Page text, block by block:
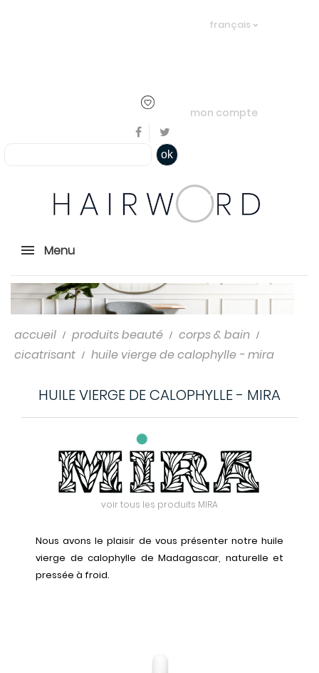
français
mon compte
ok
Menu
accueil produits beauté
corps & bain
cicatrisant
huile vierge de calophylle - mira
HUILE VIERGE DE CALOPHYLLE - MIRA
voir tous les produits MIRA
Nous avons le plaisir de vous présenter notre huile
vierge de calophylle de Madagascar, naturelle et
pressée à froid.